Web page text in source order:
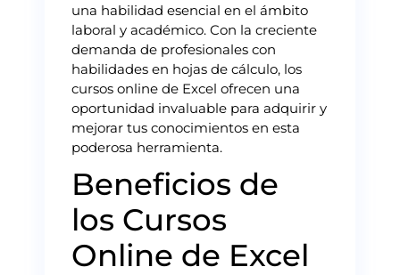
una habilidad esencial en el ámbito
laboral y académico. Con la creciente
demanda de profesionales con
habilidades en hojas de cálculo, los
cursos online de Excel ofrecen una
oportunidad invaluable para adquirir y
mejorar tus conocimientos en esta
poderosa herramienta.
Beneficios de
los Cursos
Online de Excel